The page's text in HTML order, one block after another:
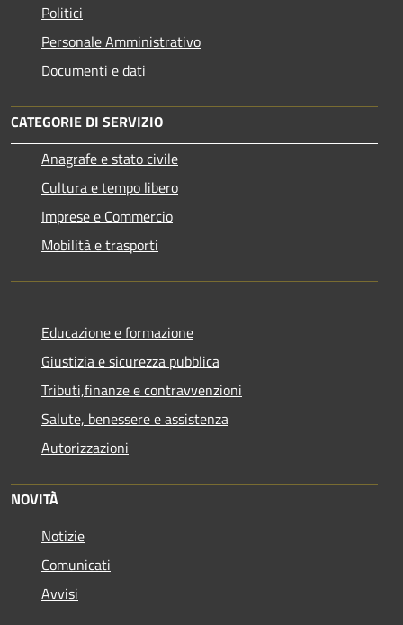
Politici
Personale Amministrativo
Documenti e dati
CATEGORIE DI SERVIZIO
Anagrafe e stato civile
Cultura e tempo libero
Imprese e Commercio
Mobilità e trasporti
Educazione e formazione
Giustizia e sicurezza pubblica
Tributi,finanze e contravvenzioni
Salute, benessere e assistenza
Autorizzazioni
NOVITÀ
Notizie
Comunicati
Avvisi